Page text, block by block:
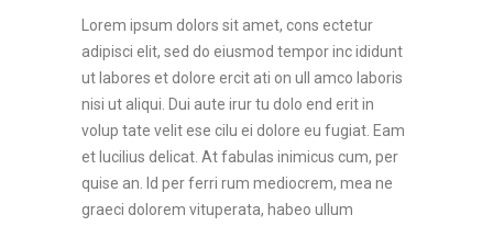
Lorem ipsum dolors sit amet, cons ectetur
adipisci elit, sed do eiusmod tempor inc ididunt
ut labores et dolore ercit ati on ull amco laboris
nisi ut aliqui. Dui aute irur tu dolo end erit in
volup tate velit ese cilu ei dolore eu fugiat. Eam
et lucilius delicat. At fabulas inimicus cum, per
quise an. Id per ferri rum mediocrem, mea ne
graeci dolorem vituperata, habeo ullum